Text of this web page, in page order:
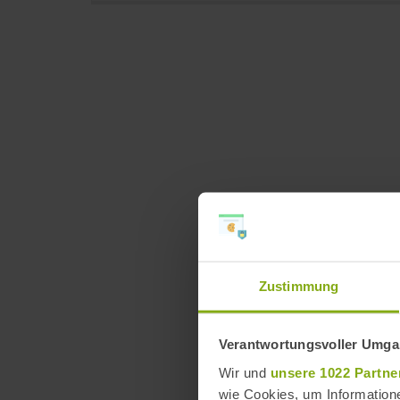
Zustimmung
Verantwortungsvoller
Wir und unsere 1022
wie Cookies, um